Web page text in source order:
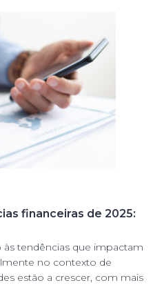
financeiras de 2025:
às tendências que impactam
no contexto de
estão a crescer, com mais